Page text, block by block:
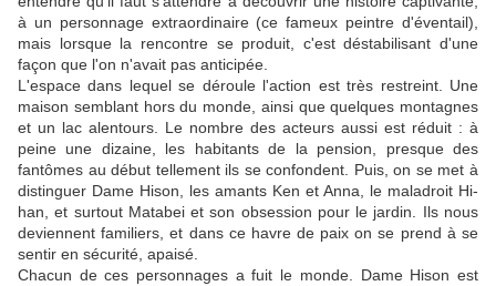
à un personnage extraordinaire (ce fameux peintre d'éventail),
mais lorsque la rencontre se produit, c'est déstabilisant d'une
façon que l'on n'avait pas anticipée.
L'espace dans lequel se déroule l'action est très restreint. Une
maison semblant hors du monde, ainsi que quelques montagnes
et un lac alentours. Le nombre des acteurs aussi est réduit : à
peine une dizaine, les habitants de la pension, presque des
fantômes au début tellement ils se confondent. Puis, on se met à
distinguer Dame Hison, les amants Ken et Anna, le maladroit Hi-
han, et surtout Matabei et son obsession pour le jardin. Ils nous
deviennent familiers, et dans ce havre de paix on se prend à se
sentir en sécurité, apaisé.
Chacun de ces personnages a fuit le monde. Dame Hison est